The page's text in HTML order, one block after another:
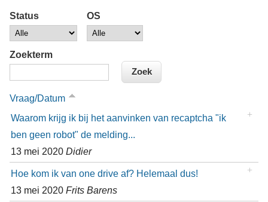
Status OS
Zoekterm
Vraag/Datum
Waarom krijg ik bij het aanvinken van recaptcha "ik
ben geen robot" de melding...
13 mei 2020 Didier
Hoe kom ik van one drive af? Helemaal dus!
13 mei 2020 Frits Barens